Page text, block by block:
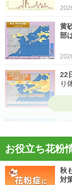
黄
部
22
り
今
に
お役立ち花粉
秋
対